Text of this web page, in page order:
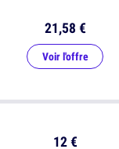
12 €
21,58 €
Voir l'offre